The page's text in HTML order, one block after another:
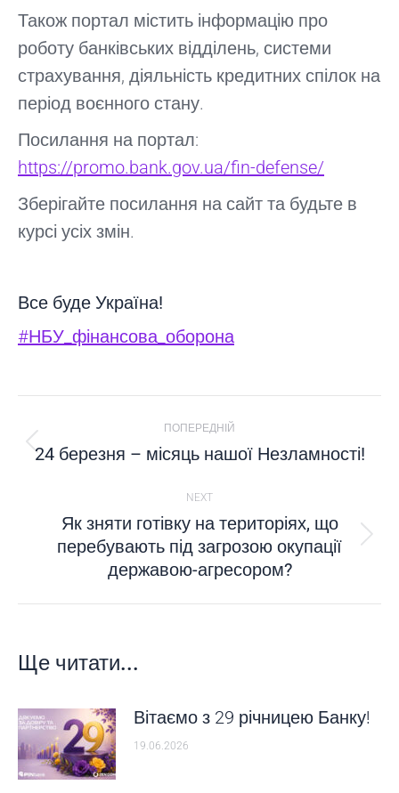
Також портал містить інформацію про
роботу банківських відділень, системи
страхування, діяльність кредитних спілок на
період воєнного стану.
Посилання на портал:
https://promo.bank.gov.ua/fin-defense/
Зберігайте посилання на сайт та будьте в
курсі усіх змін.
Все буде Україна!
#НБУ_фінансова_оборона
NAVIGATION
ПОПЕРЕДНІЙ
Попередній
24 березня – місяць нашої Незламності!
NEXT
Next
post:
Як зняти готівку на територіях, що
перебувають під загрозою окупації
державою-агресором?
Ще читати...
Вітаємо з 29 річницею Банку!
19.06.2026